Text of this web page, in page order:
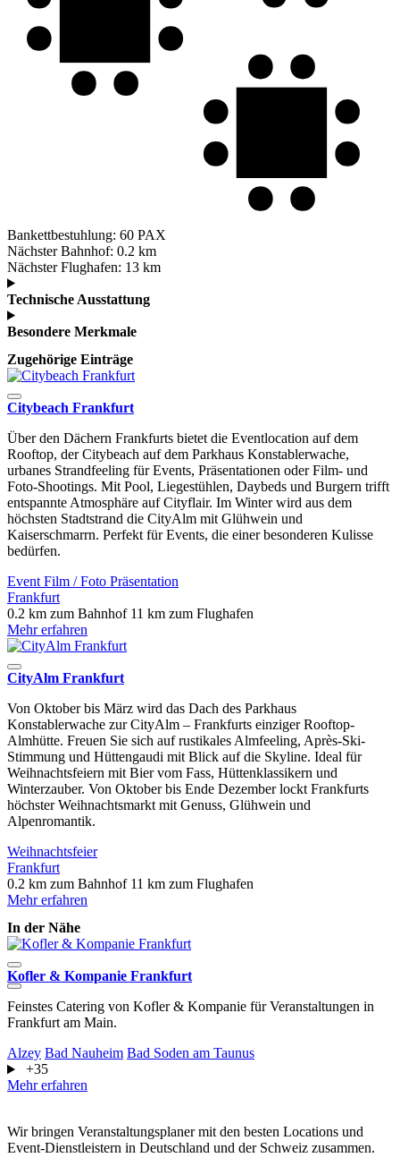
Bankettbestuhlung: 60 PAX
Nächster Bahnhof: 0.2 km
Nächster Flughafen: 13 km
Technische Ausstattung
Besondere Merkmale
Zugehörige Einträge
Citybeach Frankfurt
Über den Dächern Frankfurts bietet die Eventlocation auf dem
Rooftop, der Citybeach auf dem Parkhaus Konstablerwache,
urbanes Strandfeeling für Events, Präsentationen oder Film- und
Foto-Shootings. Mit Pool, Liegestühlen, Daybeds und Burgern trifft
entspannte Atmosphäre auf Cityflair. Im Winter wird aus dem
höchsten Stadtstrand die CityAlm mit Glühwein und
Kaiserschmarrn. Perfekt für Events, die einer besonderen Kulisse
bedürfen.
Event Film / Foto Präsentation
Frankfurt
0.2 km zum Bahnhof 11 km zum Flughafen
Mehr erfahren
CityAlm Frankfurt
Von Oktober bis März wird das Dach des Parkhaus
Konstablerwache zur CityAlm – Frankfurts einziger Rooftop-
Almhütte. Freuen Sie sich auf rustikales Almfeeling, Après-Ski-
Stimmung und Hüttengaudi mit Blick auf die Skyline. Ideal für
Weihnachtsfeiern mit Bier vom Fass, Hüttenklassikern und
Winterzauber. Von Oktober bis Ende Dezember lockt Frankfurts
höchster Weihnachtsmarkt mit Genuss, Glühwein und
Alpenromantik.
Weihnachtsfeier
Frankfurt
0.2 km zum Bahnhof 11 km zum Flughafen
Mehr erfahren
In der Nähe
Kofler & Kompanie Frankfurt
Feinstes Catering von Kofler & Kompanie für Veranstaltungen in
Frankfurt am Main.
Alzey Bad Nauheim Bad Soden am Taunus
+35
Mehr erfahren
Wir bringen Veranstaltungsplaner mit den besten Locations und
Event-Dienstleistern in Deutschland und der Schweiz zusammen.